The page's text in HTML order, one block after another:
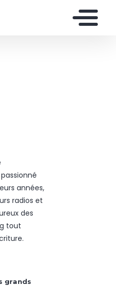
années,
radios et
des
tout
grands